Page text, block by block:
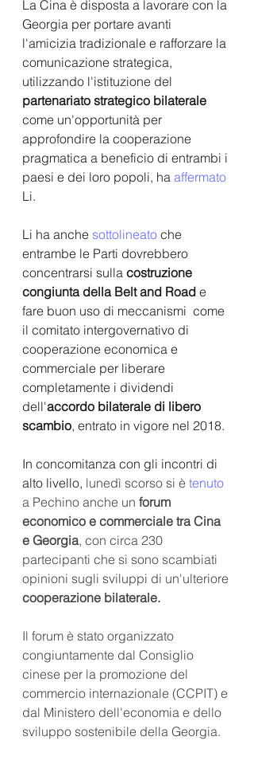
La Cina è disposta a lavorare con la
Georgia per portare avanti
l'amicizia tradizionale e rafforzare la
comunicazione strategica,
utilizzando l'istituzione del
partenariato strategico bilaterale
come un'opportunità per
approfondire la cooperazione
pragmatica a beneficio di entrambi i
paesi e dei loro popoli, ha affermato
Li.
Li ha anche sottolineato che
entrambe le Parti dovrebbero
concentrarsi sulla costruzione
congiunta della Belt and Road e
fare buon uso di meccanismi  come
il comitato intergovernativo di
cooperazione economica e
commerciale per liberare
completamente i dividendi
dell'accordo bilaterale di libero
scambio, entrato in vigore nel 2018.
In concomitanza con gli incontri di
alto livello, lunedì scorso si è tenuto
a Pechino anche un forum
economico e commerciale tra Cina
e Georgia, con circa 230
partecipanti che si sono scambiati
opinioni sugli sviluppi di un'ulteriore
cooperazione bilaterale.
Il forum è stato organizzato
congiuntamente dal Consiglio
cinese per la promozione del
commercio internazionale (CCPIT) e
dal Ministero dell'economia e dello
sviluppo sostenibile della Georgia.